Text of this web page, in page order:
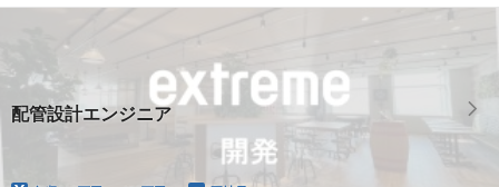
配管設計エンジニア